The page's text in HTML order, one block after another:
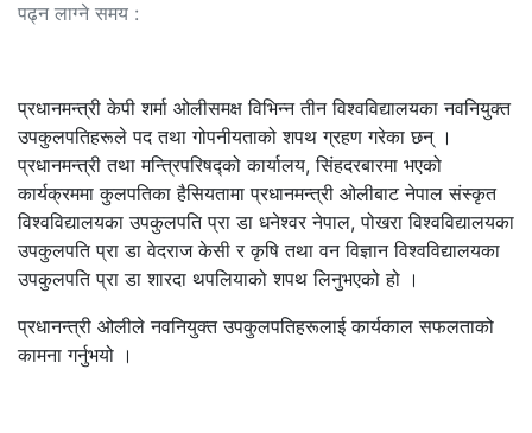
पढ्न लाग्ने समय :
प्रधानमन्त्री केपी शर्मा ओलीसमक्ष विभिन्न तीन विश्वविद्यालयका नवनियुक्त
उपकुलपतिहरूले पद तथा गोपनीयताको शपथ ग्रहण गरेका छन् ।
प्रधानमन्त्री तथा मन्त्रिपरिषद्को कार्यालय, सिंहदरबारमा भएको
कार्यक्रममा कुलपतिका हैसियतामा प्रधानमन्त्री ओलीबाट नेपाल संस्कृत
विश्वविद्यालयका उपकुलपति प्रा डा धनेश्वर नेपाल, पोखरा विश्वविद्यालयका
उपकुलपति प्रा डा वेदराज केसी र कृषि तथा वन विज्ञान विश्वविद्यालयका
उपकुलपति प्रा डा शारदा थपलियाको शपथ लिनुभएको हो ।
प्रधानन्त्री ओलीले नवनियुक्त उपकुलपतिहरूलाई कार्यकाल सफलताको
कामना गर्नुभयो ।